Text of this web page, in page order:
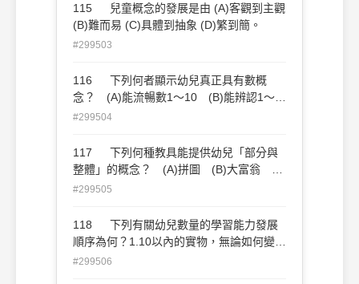
115 兒童概念的發展是由 (A)客觀到主觀
(B)難而易 (C)具體到抽象 (D)繁到簡。
#299503
116 下列何者顯示幼兒真正具有數概
念？ (A)能流暢數1～10 (B)能辨認1～
10 (C)能把數字符號和實物數量做正確的
#299504
117 下列何種教具能提供幼兒「部分與
整體」的概念？ (A)拼圖 (B)大富翁
(C)跳棋 (D)雪花片。
#299505
118 下列有關幼兒數量的學習能力發展
順序為何？1.10以內的實物，無論如何變換
空間、距離，均能正確數算；2.能一對一對
#299506